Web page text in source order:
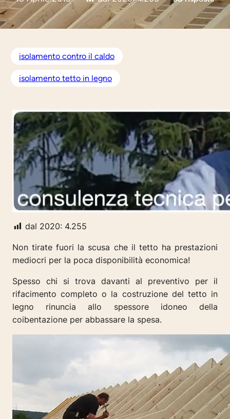
isolamento contro il caldo
isolamento tetto in legno
dal 2020: 4.255
Non tirate fuori la scusa che il tetto ha prestazioni
mediocri per la poca disponibilità economica!
Spesso chi si trova davanti al preventivo per il
rifacimento completo o la costruzione del tetto in
legno rinuncia allo spessore idoneo della
coibentazione per abbassare la spesa.